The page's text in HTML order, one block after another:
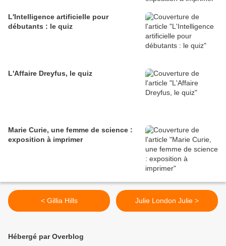
L'Intelligence artificielle pour
débutants : le quiz
L'Affaire Dreyfus, le quiz
Marie Curie, une femme de science :
exposition à imprimer
< Gillia Hills Julie London Julie >
Hébergé par Overblog